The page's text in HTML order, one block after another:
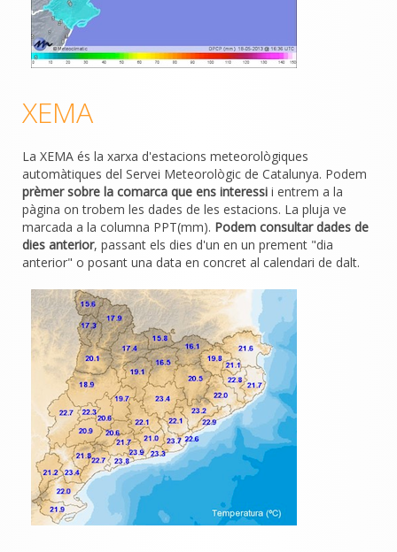
XEMA
La XEMA és la xarxa d'estacions meteorològiques
automàtiques del Servei Meteorològic de Catalunya. Podem
prèmer sobre la comarca que ens interessi i entrem a la
pàgina on trobem les dades de les estacions. La pluja ve
marcada a la columna PPT(mm). Podem consultar dades de
dies anterior, passant els dies d'un en un prement "dia
anterior" o posant una data en concret al calendari de dalt.